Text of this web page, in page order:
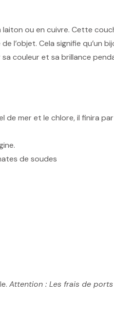
ou en cuivre. Cette
l’objet. Cela signifie qu’un
couleur et sa brillance
de mer et le chlore, il finira
de soudes
Attention : Les frais de